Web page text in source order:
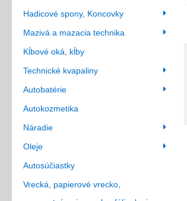
Hadicové spony, Koncovky
Mazivá a mazacia technika
Kĺbové oká, kĺby
Technické kvapaliny
Autobatérie
Autokozmetika
Náradie
Oleje
Autosúčiastky
Vrecká, papierové vrecko,